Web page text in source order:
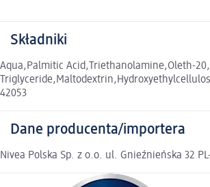
Składniki
Aqua,Palmitic Acid,Triethanolamine,Oleth-
42053
Dane producenta/importera
Nivea Polska Sp. z o.o. ul. Gnieźnieńska 32